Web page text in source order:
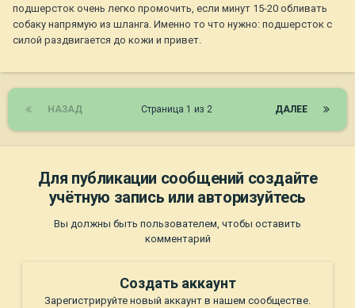
подшерсток очень легко промочить, если минут 15-20 обливать
собаку напрямую из шланга. Именно то что нужно: подшерсток с
силой раздвигается до кожи и привет.
НАЗАД ДАЛЕЕ
Страница 1 из 2
Для публикации сообщений создайте
учётную запись или авторизуйтесь
Вы должны быть пользователем, чтобы оставить
комментарий
Создать аккаунт
Зарегистрируйте новый аккаунт в нашем сообществе.